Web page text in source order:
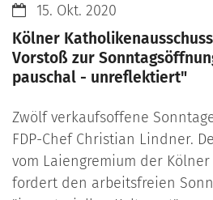
Datum:15. Okt. 2020
Kölner
Vorstoß zur
pauschal - unreflektiert"
Zwölf verkaufsoffene
FDP-Chef Christian Lindner.
vom Laiengremium der
fordert den arbeitsfreien